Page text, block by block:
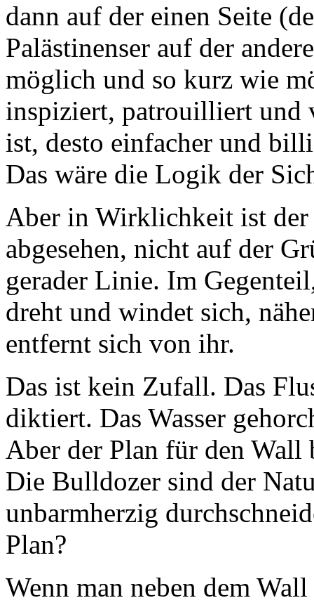
dann auf der einen Seite
Palästinenser auf der
möglich und so kurz wie
inspiziert, patrouilliert und
ist, desto einfacher und
Das wäre die Logik der
Aber in Wirklichkeit ist
abgesehen, nicht auf der
gerader Linie. Im
dreht und windet sich,
entfernt sich von ihr.
Das ist kein Zufall. Das
diktiert. Das Wasser
Aber der Plan für den
Die Bulldozer sind der
unbarmherzig
Plan?
Wenn man neben dem